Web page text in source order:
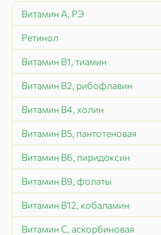
Витамин А, РЭ
Ретинол
Витамин В1, тиамин
Витамин В2, рибофлавин
Витамин В4, холин
Витамин В5, пантотеновая
Витамин В6, пиридоксин
Витамин В9, фолаты
Витамин В12, кобаламин
Витамин C, аскорбиновая